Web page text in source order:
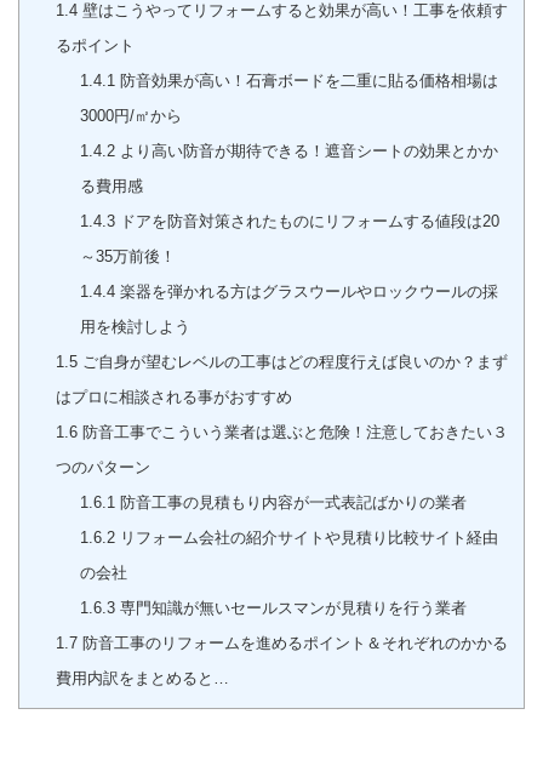
1.4壁はこうやってリフォームすると効果が高い！工事を依頼す
るポイント
1.4.1防音効果が高い！石膏ボードを二重に貼る価格相場は
3000円/㎡から
1.4.2より高い防音が期待できる！遮音シートの効果とかか
る費用感
1.4.3ドアを防音対策されたものにリフォームする値段は20
～35万前後！
1.4.4楽器を弾かれる方はグラスウールやロックウールの採
用を検討しよう
1.5ご自身が望むレベルの工事はどの程度行えば良いのか？まず
はプロに相談される事がおすすめ
1.6防音工事でこういう業者は選ぶと危険！注意しておきたい３
つのパターン
1.6.1防音工事の見積もり内容が一式表記ばかりの業者
1.6.2リフォーム会社の紹介サイトや見積り比較サイト経由
の会社
1.6.3専門知識が無いセールスマンが見積りを行う業者
1.7防音工事のリフォームを進めるポイント＆それぞれのかかる
費用内訳をまとめると…